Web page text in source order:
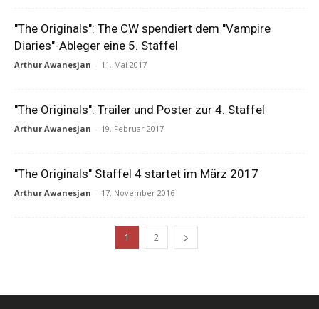
"The Originals": The CW spendiert dem "Vampire
Diaries"-Ableger eine 5. Staffel
Arthur Awanesjan - 11. Mai 2017
"The Originals": Trailer und Poster zur 4. Staffel
Arthur Awanesjan - 19. Februar 2017
"The Originals" Staffel 4 startet im März 2017
Arthur Awanesjan - 17. November 2016
1 2